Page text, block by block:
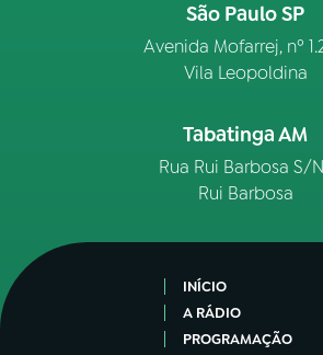
São Paulo SP
Avenida Mofarrej, nº
Vila Leopoldina
Tabatinga AM
Rua Rui Barbosa S/
Rui Barbosa
INÍCIO
A RÁDIO
PROGRAMAÇÃO